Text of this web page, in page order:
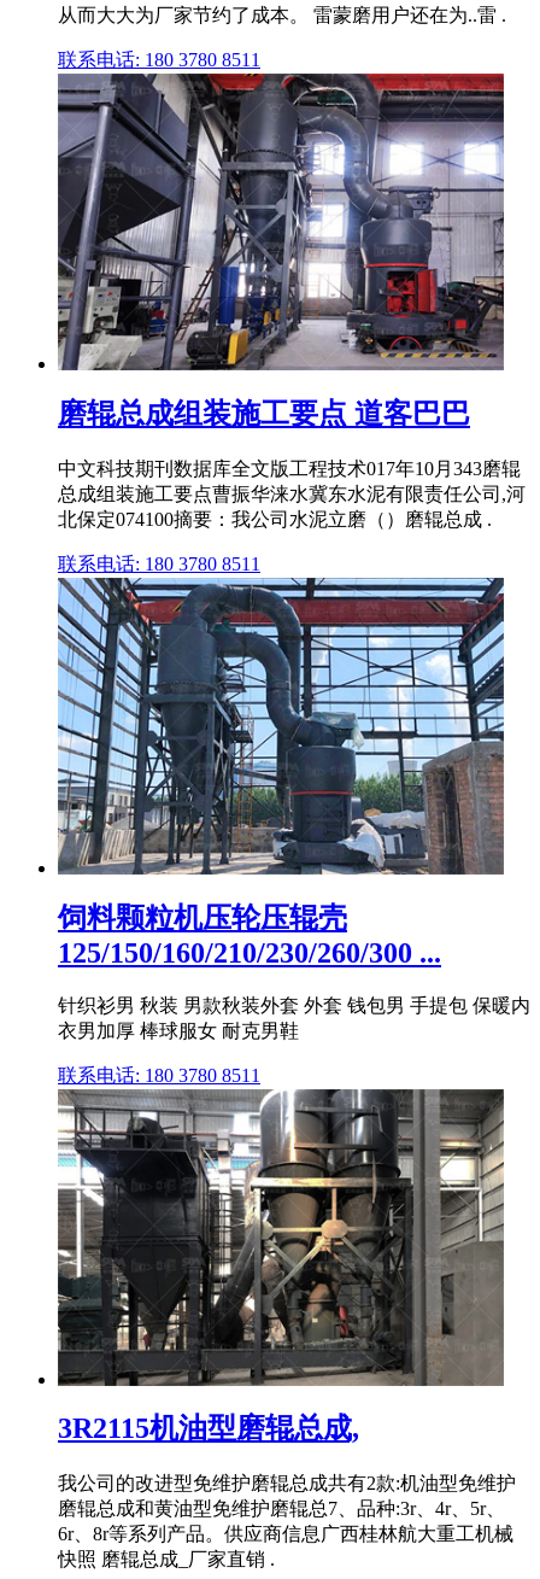
从而大大为厂家节约了成本。 雷蒙磨用户还在为..雷 .
联系电话: 180 3780 8511
磨辊总成组装施工要点 道客巴巴
中文科技期刊数据库全文版工程技术017年10月343磨辊
总成组装施工要点曹振华涞水冀东水泥有限责任公司,河
北保定074100摘要：我公司水泥立磨（）磨辊总成 .
联系电话: 180 3780 8511
饲料颗粒机压轮压辊壳
125/150/160/210/230/260/300 ...
针织衫男 秋装 男款秋装外套 外套 钱包男 手提包 保暖内
衣男加厚 棒球服女 耐克男鞋
联系电话: 180 3780 8511
3R2115机油型磨辊总成,
我公司的改进型免维护磨辊总成共有2款:机油型免维护
磨辊总成和黄油型免维护磨辊总7、品种:3r、4r、5r、
6r、8r等系列产品。供应商信息广西桂林航大重工机械
快照 磨辊总成_厂家直销 .